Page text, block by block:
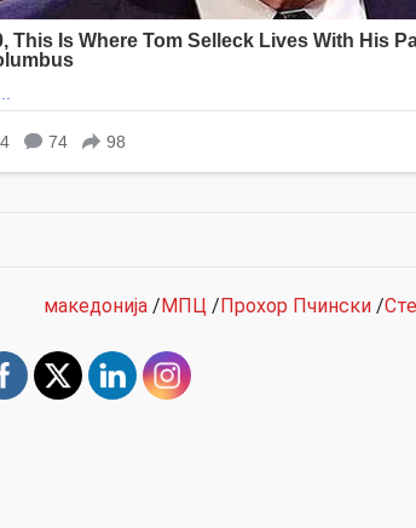
македонија / МПЦ / Прохор Пчински /